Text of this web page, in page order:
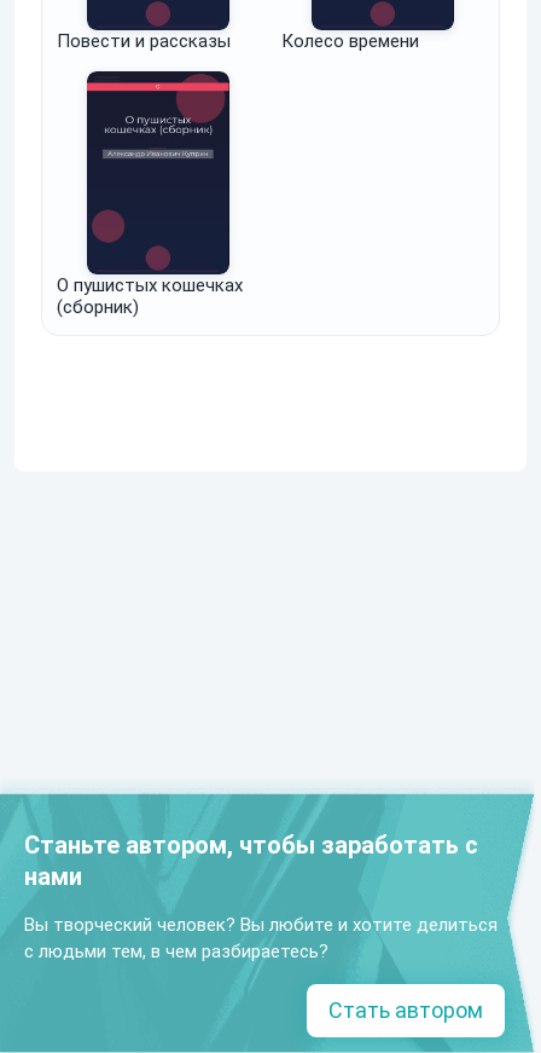
Повести и рассказы Колесо времени
О пушистых кошечках
(сборник)
Станьте автором, чтобы заработать с
нами
Вы творческий человек? Вы любите и хотите делиться
с людьми тем, в чем разбираетесь?
Стать автором